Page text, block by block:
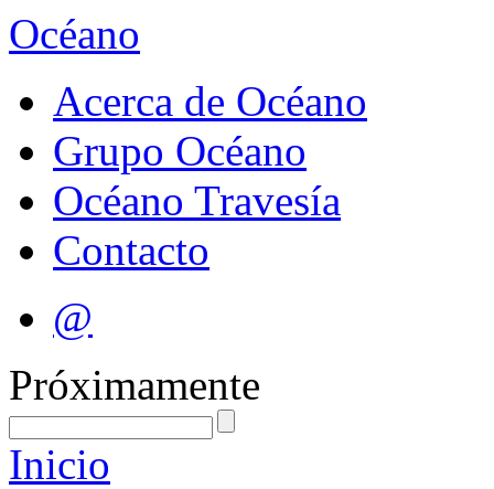
Océano
Acerca de Océano
Grupo Océano
Océano Travesía
Contacto
@
Próximamente
Inicio